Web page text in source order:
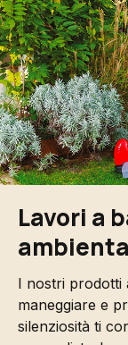
Lavori a
I nostri prodotti
maneggiare e
silenziosità ti